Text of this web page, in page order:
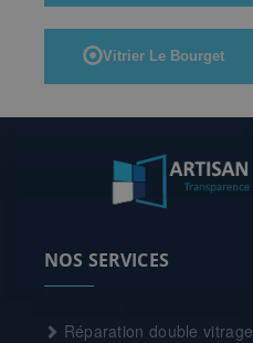
Vitrier Le Bourget
NOS SERVICES
Réparation double vitrage